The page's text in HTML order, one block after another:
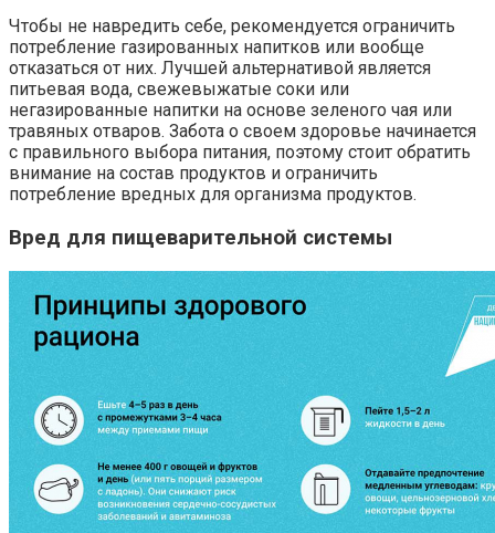
Чтобы не навредить себе, рекомендуется ограничить
потребление газированных напитков или вообще
отказаться от них. Лучшей альтернативой является
питьевая вода, свежевыжатые соки или
негазированные напитки на основе зеленого чая или
травяных отваров. Забота о своем здоровье начинается
с правильного выбора питания, поэтому стоит обратить
внимание на состав продуктов и ограничить
потребление вредных для организма продуктов.
Вред для пищеварительной системы